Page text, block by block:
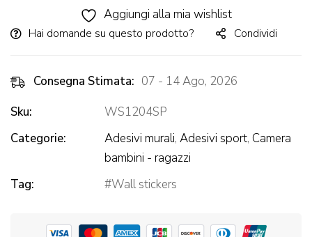
Aggiungi alla mia wishlist
Hai domande su questo prodotto? Condividi
Consegna Stimata: 07 - 14 Ago, 2026
Sku:
WS1204SP
Categorie:
Adesivi murali, Adesivi sport, Camera
bambini - ragazzi
Tag:
Wall stickers